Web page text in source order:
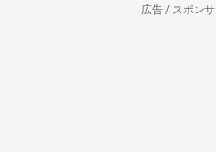
広告 / スポン